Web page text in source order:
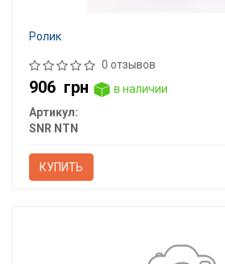
Ролик
0 отзывов
906 грн
в наличии
Артикул:
SNR NTN
КУПИТЬ